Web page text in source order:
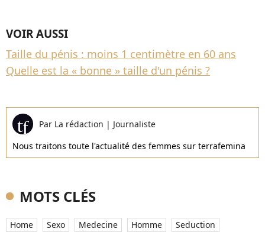
VOIR AUSSI
Taille du pénis : moins 1 centimètre en 60 ans
Quelle est la « bonne » taille d'un pénis ?
Par La rédaction | Journaliste
Nous traitons toute l'actualité des femmes sur terrafemina
MOTS CLÉS
Home Sexo Medecine Homme Seduction